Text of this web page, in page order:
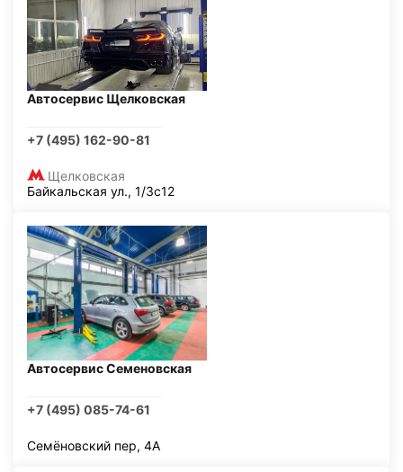
Автосервис Щелковская
+7 (495) 162-90-81
Щелковская
Байкальская ул., 1/3с12
Автосервис Семеновская
+7 (495) 085-74-61
Семёновский пер, 4А